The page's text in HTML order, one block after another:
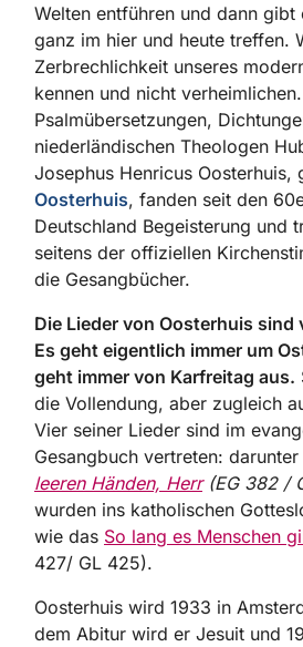
Welten entführen und dann gibt
ganz im hier und heute treffen.
Zerbrechlichkeit unseres
kennen und nicht
Psalmübersetzungen,
niederländischen Theologen
Josephus Henricus Oosterhuis,
Oosterhuis, fanden seit den
Deutschland Begeisterung und
seitens der offiziellen
die Gesangbücher.
Die Lieder von Oosterhuis sind
Es geht eigentlich immer um
geht immer von Karfreitag aus.
die Vollendung, aber zugleich
Vier seiner Lieder sind im
Gesangbuch vertreten: darunter
leeren Händen, Herr(EG 382 /
wurden ins katholischen
wie das So lang es Menschen
427/ GL 425).
Oosterhuis wird 1933 in
dem Abitur wird er Jesuit und